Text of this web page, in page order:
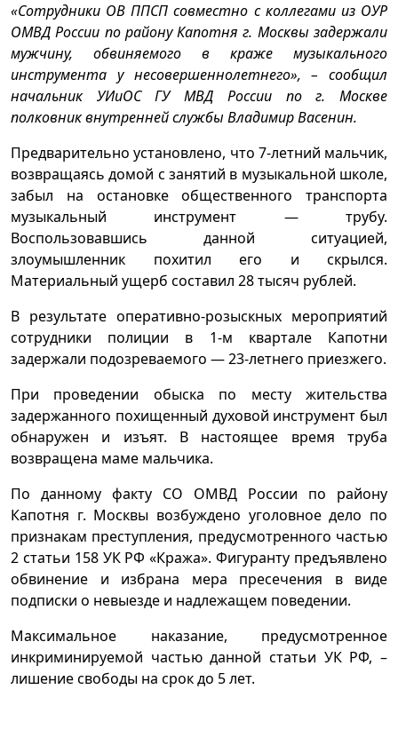
«Сотрудники ОВ ППСП совместно с коллегами из ОУР
ОМВД России по району Капотня г. Москвы задержали
мужчину, обвиняемого в краже музыкального
инструмента у несовершеннолетнего», – сообщил
начальник УИиОС ГУ МВД России по г. Москве
полковник внутренней службы Владимир Васенин.
Предварительно установлено, что 7-летний мальчик,
возвращаясь домой с занятий в музыкальной школе,
забыл на остановке общественного транспорта
музыкальный инструмент — трубу.
Воспользовавшись данной ситуацией,
злоумышленник похитил его и скрылся.
Материальный ущерб составил 28 тысяч рублей.
В результате оперативно-розыскных мероприятий
сотрудники полиции в 1-м квартале Капотни
задержали подозреваемого — 23-летнего приезжего.
При проведении обыска по месту жительства
задержанного похищенный духовой инструмент был
обнаружен и изъят. В настоящее время труба
возвращена маме мальчика.
По данному факту СО ОМВД России по району
Капотня г. Москвы возбуждено уголовное дело по
признакам преступления, предусмотренного частью
2 статьи 158 УК РФ «Кража». Фигуранту предъявлено
обвинение и избрана мера пресечения в виде
подписки о невыезде и надлежащем поведении.
Максимальное наказание, предусмотренное
инкриминируемой частью данной статьи УК РФ, –
лишение свободы на срок до 5 лет.